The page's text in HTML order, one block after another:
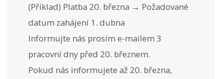
(Příklad) Platba 20. března → Požadované
datum zahájení 1. dubna
Informujte nás prosím e-mailem 3
pracovní dny před 20. březnem.
Pokud nás informujete až 20. března,